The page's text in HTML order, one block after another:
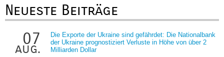
Neueste Beiträge
07
aug.
Die Exporte der Ukraine sind gefährdet: Die Nationalbank
der Ukraine prognostiziert Verluste in Höhe von über 2
Milliarden Dollar